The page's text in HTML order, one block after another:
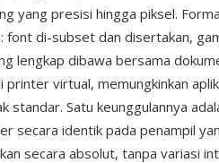
yang presisi hingga piksel.
font di-subset dan disertakan,
lengkap dibawa bersama
virtual, memungkinkan
standar. Satu keunggulannya
secara identik pada penampil
secara absolut, tanpa variasi